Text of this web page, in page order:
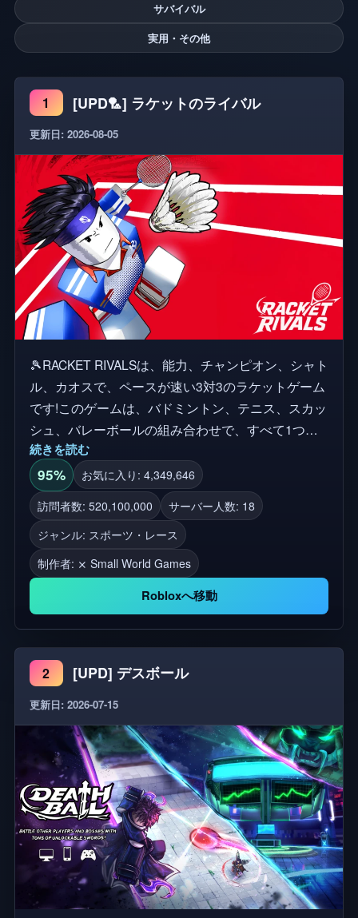
サバイバル
実用・その他
1 [UPD🏸] ラケットのライバル
更新日: 2026-08-05
🎾RACKET RIVALSは、能力、チャンピオン、シャト
ル、カオスで、ペースが速い3対3のラケットゲーム
です!このゲームは、バドミントン、テニス、スカッ
シュ、バレーボールの組み合わせで、すべて1つに
巻き込まれています! コントロール: スイング - 左ク
リック パワースウィング - (長押し) 左クリック セッ
ト - E ダッシュ - Q 能力 - 1 覚醒 - 2 エモート - V バ
ブル - B 素晴らしい能力を持つ精霊をアンロック
し、強力なラケットを召喚し、クレイジーな最後通
牒を与える覚醒をゲットしよう! Small World Games
の❤️を使って作成
続きを読む
95%
お気に入り: 4,349,646
訪問者数: 520,100,000
サーバー人数: 18
ジャンル: スポーツ・レース
制作者: ⨯ Small World Games
Robloxへ移動
2 [UPD] デスボール
更新日: 2026-07-15